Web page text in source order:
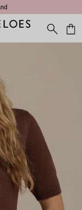
- kastanienbraun